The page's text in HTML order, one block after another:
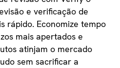
e verificação de
rápido. Economize tempo
mais apertados e
atinjam o mercado
sem sacrificar a